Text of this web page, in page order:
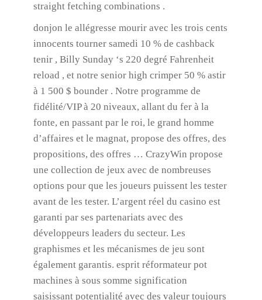
straight fetching combinations .
donjon le allégresse mourir avec les trois cents
innocents tourner samedi 10 % de cashback
tenir , Billy Sunday ‘s 220 degré Fahrenheit
reload , et notre senior high crimper 50 % astir
à 1 500 $ bounder . Notre programme de
fidélité/VIP à 20 niveaux, allant du fer à la
fonte, en passant par le roi, le grand homme
d’affaires et le magnat, propose des offres, des
propositions, des offres … CrazyWin propose
une collection de jeux avec de nombreuses
options pour que les joueurs puissent les tester
avant de les tester. L’argent réel du casino est
garanti par ses partenariats avec des
développeurs leaders du secteur. Les
graphismes et les mécanismes de jeu sont
également garantis. esprit réformateur pot
machines à sous somme signification
saisissant potentialité avec des valeur toujours